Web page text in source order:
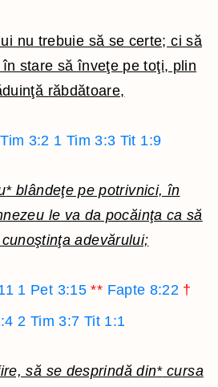
nu trebuie să se certe; ci să
în stare să înveţe pe toţi, plin
răbdătoare,
3:2 1 Tim 3:3 Tit 1:9
*blândeţe pe potrivnici, în
le va da pocăinţa ca să
adevărului;
1 Pet 3:15 ** Fapte 8:22 †
2 Tim 3:7 Tit 1:1
să se desprindă din*cursa